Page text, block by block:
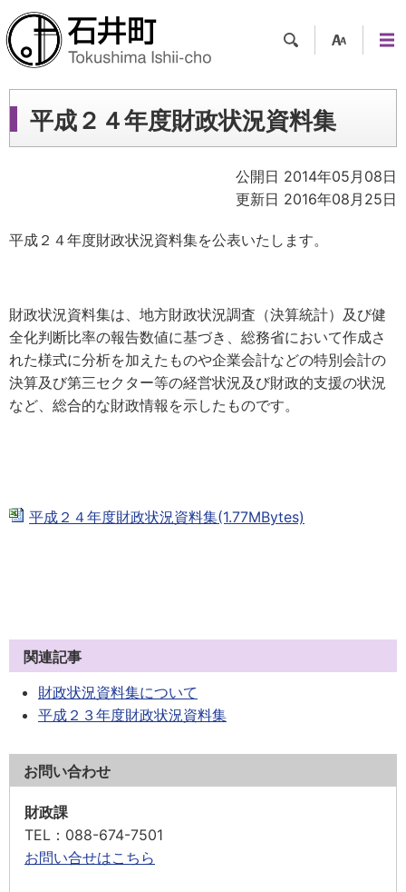
ツー
ル
ュー
平成２４年度財政状況資料集
公開日 2014年05月08日
更新日 2016年08月25日
平成２４年度財政状況資料集を公表いたします。
財政状況資料集は、地方財政状況調査（決算統計）及び健
全化判断比率の報告数値に基づき、総務省において作成さ
れた様式に分析を加えたものや企業会計などの特別会計の
決算及び第三セクター等の経営状況及び財政的支援の状況
など、総合的な財政情報を示したものです。
平成２４年度財政状況資料集(1.77MBytes)
関連記事
財政状況資料集について
平成２３年度財政状況資料集
お問い合わせ
財政課
TEL ：088-674-7501
お問い合せはこちら